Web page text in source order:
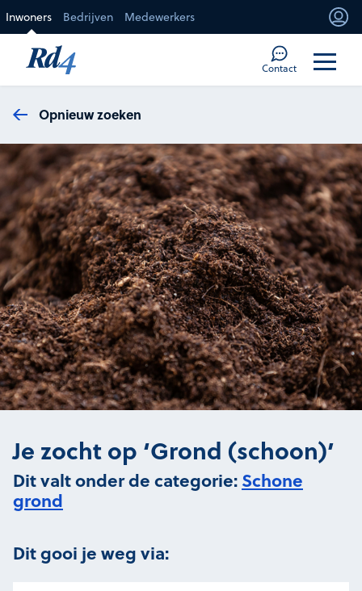
Inwoners Bedrijven Medewerkers
Contact
Opnieuw zoeken
Je zocht op ‘Grond (schoon)’
Dit valt onder de categorie:Schone
grond
Dit gooi je weg via: